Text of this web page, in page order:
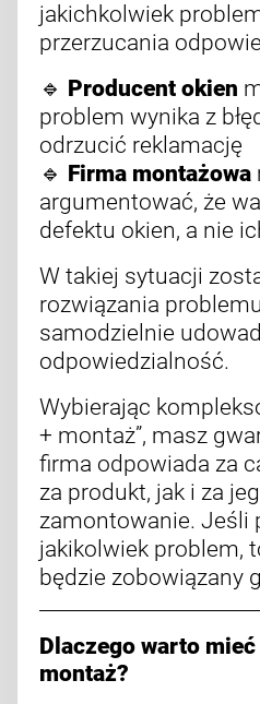
jakichkolwiek
przerzucania
🔹 Producent okien
problem wynika z
odrzucić reklamację
🔹 Firma montażowa
argumentować, że
defektu okien, a nie
W takiej sytuacji
rozwiązania
samodzielnie
odpowiedzialność.
Wybierając
+ montaż”, masz
firma odpowiada za
za produkt, jak i za
zamontowanie. Jeśli
jakikolwiek problem,
będzie zobowiązany
Dlaczego warto
montaż?